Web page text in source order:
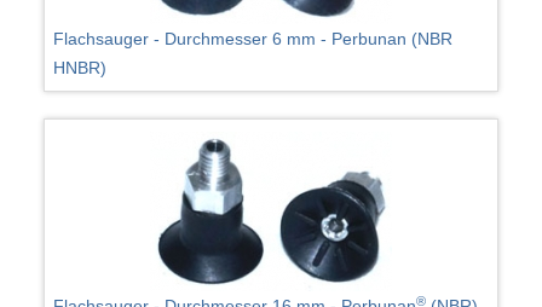
Flachsauger - Durchmesser 6 mm - Perbunan (NBR
HNBR)
®